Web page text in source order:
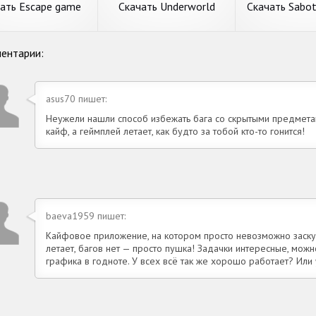
Escape game
Escape game
2023
APK на
приключения.
game
2023 от
автора Room's
подробнее
Скачать Underworld
обсудим игру с раздела
крутого разработчика Buff
Studio (Story Games, Calm
подробнее
Скачать
с пункта меню
Ararat Games.
требования. 1.
asus70 пишет:
Неужели нашли способ избежать бага со скрытыми
кайф, а геймплей летает, как будто за тобой кто-то гонится!
baeva1959 пишет:
Кайфовое приложение, на котором просто невозможно
летает, багов нет — просто пушка! Задачки интересные,
графика в годноте. У всех всё так же хорошо работает? Или